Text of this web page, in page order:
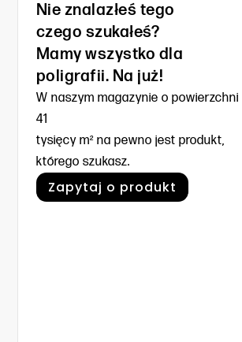
Nie znalazłeś tego
czego szukałeś?
Mamy wszystko dla
poligrafii. Na już!
W naszym magazynie o powierzchni
41
tysięcy m² na pewno jest produkt,
którego szukasz.
Zapytaj o produkt